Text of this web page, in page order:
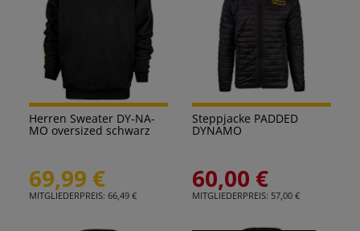
Herren Sweater DY-NA-
MO oversized schwarz
69,99 €
MITGLIEDERPREIS: 66,49 €
Steppjacke PADDED
DYNAMO
60,00 €
MITGLIEDERPREIS: 57,00 €